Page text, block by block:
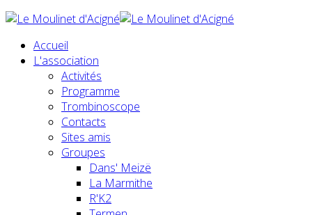
Accueil
L'association
Activités
Programme
Trombinoscope
Contacts
Sites amis
Groupes
Dans' Meizë
La Marmithe
R'K2